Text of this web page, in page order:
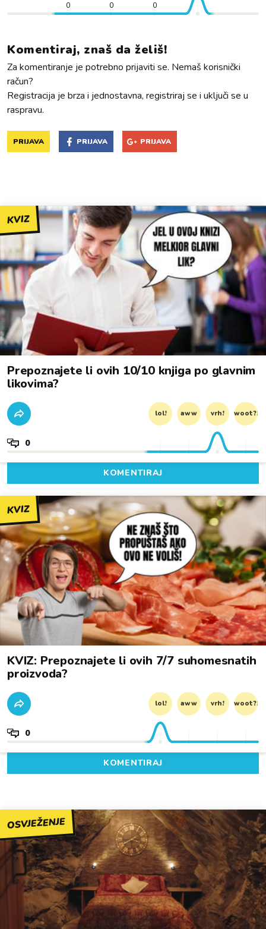
0 0 0
Komentiraj, znaš da želiš!
Za komentiranje je potrebno prijaviti se. Nemaš korisnički
račun?
Registracija je brza i jednostavna, registriraj se i uključi se u
raspravu.
PRIJAVA PRIJAVA PRIJAVA
KVIZ
Prepoznajete li ovih 10/10 knjiga po glavnim
likovima?
lol! aww vrh! woot?!
0
KOMENTIRAJ
KVIZ
KVIZ: Prepoznajete li ovih 7/7 suhomesnatih
proizvoda?
lol! aww vrh! woot?!
0
KOMENTIRAJ
OSVJEŽENJE